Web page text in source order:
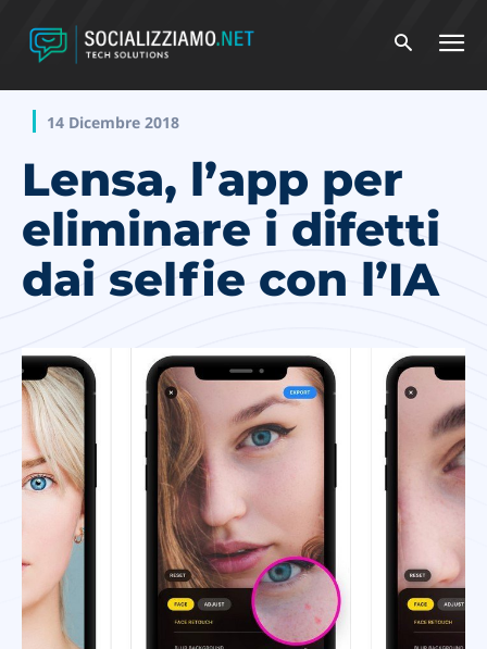
14 Dicembre 2018
Lensa, l’app per
eliminare i difetti
dai selfie con l’IA